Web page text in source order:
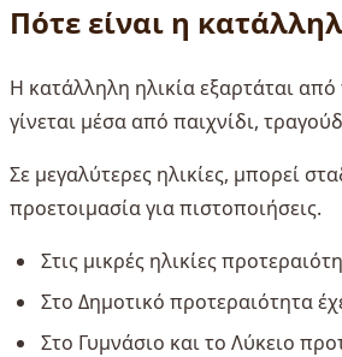
Πότε είναι η
Η κατάλληλη ηλικία εξαρτάται
γίνεται μέσα από παιχνίδι,
Σε μεγαλύτερες ηλικίες, μπορεί
προετοιμασία για πιστοποιήσεις.
Στις μικρές ηλικίες
Στο Δημοτικό προτεραιότητα
Στο Γυμνάσιο και το Λύκειο